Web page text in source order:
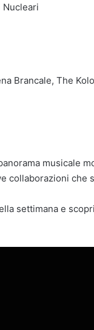
Nucleari
Brancale, The
musicale
collaborazioni che
settimana e